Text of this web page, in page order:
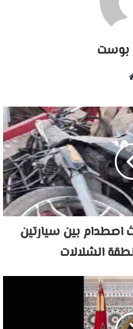
بوست
بين سيارتين
الشلالات